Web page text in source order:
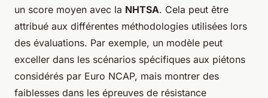
un score moyen avec la NHTSA. Cela peut être
attribué aux différentes méthodologies utilisées lors
des évaluations. Par exemple, un modèle peut
exceller dans les scénarios spécifiques aux piétons
considérés par Euro NCAP, mais montrer des
faiblesses dans les épreuves de résistance